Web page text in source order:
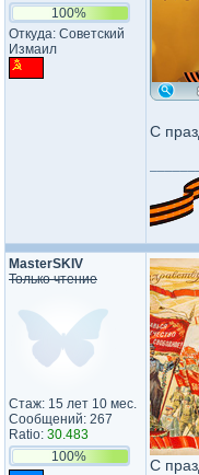
100%
Откуда: Советский
Измаил
С
MasterSKIV
Только чтение
Стаж: 15 лет 10 мес.
Сообщений: 267
Ratio: 30.483
100%
С